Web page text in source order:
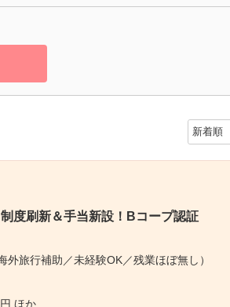
度刷新＆手当新設！Bコープ認証
外旅行補助／未経験OK／残業ほぼ無し）
ほか